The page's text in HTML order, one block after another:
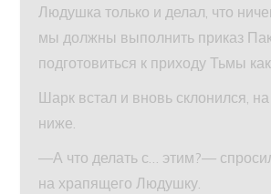
Людушка только и делал, что
мы должны выполнить приказ
подготовиться к приходу Тьмы
Шарк встал и вновь склонился,
ниже.
—А что делать с… этим?—
на храпящего Людушку.